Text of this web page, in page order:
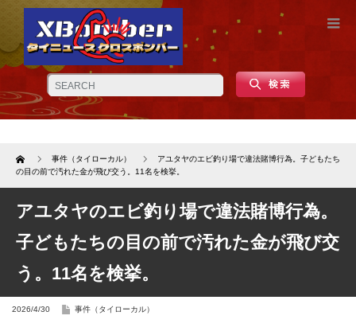
Home 事件（タイローカル）
アユタヤのエビ釣り場で違法賭博行為。子どもたち
の目の前で汚れた金が飛び交う。11名を検挙。
アユタヤのエビ釣り場で違法賭博行為。
子どもたちの目の前で汚れた金が飛び交
う。11名を検挙。
2026/4/30 事件（タイローカル）